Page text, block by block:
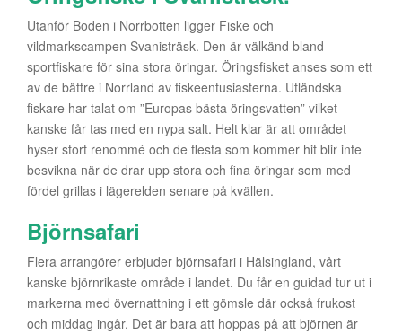
Utanför Boden i Norrbotten ligger Fiske och
vildmarkscampen Svanisträsk. Den är välkänd bland
sportfiskare för sina stora öringar. Öringsfisket anses som ett
av de bättre i Norrland av fiskeentusiasterna. Utländska
fiskare har talat om ”Europas bästa öringsvatten” vilket
kanske får tas med en nypa salt. Helt klar är att området
hyser stort renommé och de flesta som kommer hit blir inte
besvikna när de drar upp stora och fina öringar som med
fördel grillas i lägerelden senare på kvällen.
Björnsafari
Flera arrangörer erbjuder björnsafari i Hälsingland, vårt
kanske björnrikaste område i landet. Du får en guidad tur ut i
markerna med övernattning i ett gömsle där också frukost
och middag ingår. Det är bara att hoppas på att björnen är